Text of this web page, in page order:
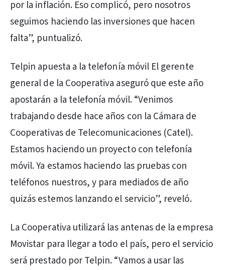
por la inflación. Eso complicó, pero nosotros
seguimos haciendo las inversiones que hacen
falta”, puntualizó.
Telpin apuesta a la telefonía móvil El gerente
general de la Cooperativa aseguró que este año
apostarán a la telefonía móvil. “Venimos
trabajando desde hace años con la Cámara de
Cooperativas de Telecomunicaciones (Catel).
Estamos haciendo un proyecto con telefonía
móvil. Ya estamos haciendo las pruebas con
teléfonos nuestros, y para mediados de año
quizás estemos lanzando el servicio”, reveló.
La Cooperativa utilizará las antenas de la empresa
Movistar para llegar a todo el país, pero el servicio
será prestado por Telpin. “Vamos a usar las